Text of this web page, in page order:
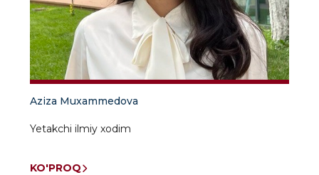
Aziza Muxammedova
Yetakchi ilmiy xodim
KO'PROQ